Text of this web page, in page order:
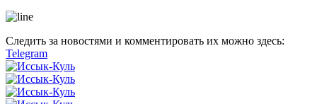
Следить за новостями и комментировать их можно здесь:
Telegram